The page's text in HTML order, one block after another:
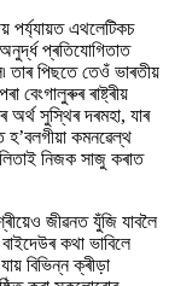
পৰ্য্যায়ত এথলেটিকচ
প্ৰতিযোগিতাত
তাৰ পিছতে তেওঁ ভাৰতীয়
বেংগালুৰুৰ ৰাষ্ট্ৰীয়
অৰ্থ সুস্থিৰ দৰমহা, যাৰ
হ’বলগীয়া কমনৱেল্থ
নিজক সাজু কৰাত
জীৱনত যুঁজি যাবলৈ
কথা ভাবিলে
বিভিন্ন ক্ৰীড়া